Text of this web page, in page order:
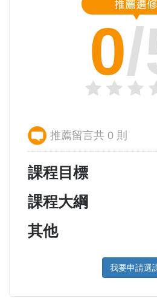
0
推薦留言共 0 則
課程目標
課程大綱
其他
我要申請選